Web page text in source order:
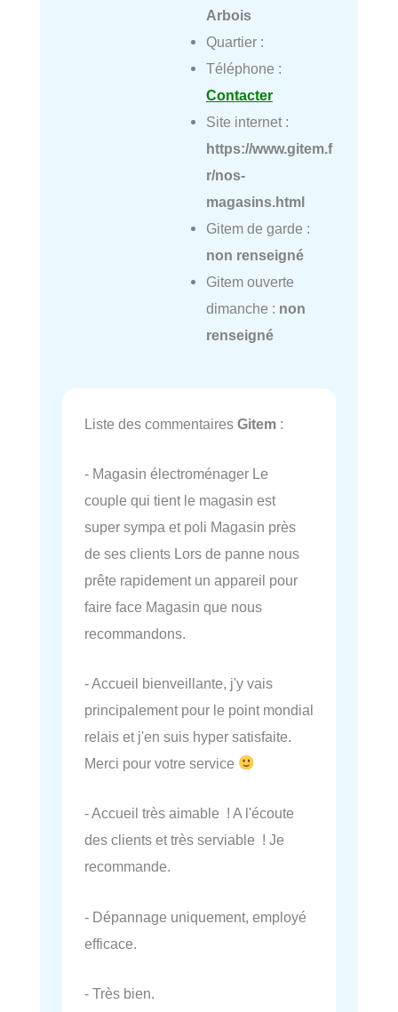
Arbois
Quartier :
Téléphone :
Contacter
Site internet :
https://www.gitem.f
r/nos-
magasins.html
Gitem de garde :
non renseigné
Gitem ouverte
dimanche : non
renseigné
Liste des commentaires Gitem :
- Magasin électroménager Le
couple qui tient le magasin est
super sympa et poli Magasin près
de ses clients Lors de panne nous
prête rapidement un appareil pour
faire face Magasin que nous
recommandons.
- Accueil bienveillante, j'y vais
principalement pour le point mondial
relais et j'en suis hyper satisfaite.
Merci pour votre service
- Accueil très aimable ! A l'écoute
des clients et très serviable ! Je
recommande.
- Dépannage uniquement, employé
efficace.
- Très bien.